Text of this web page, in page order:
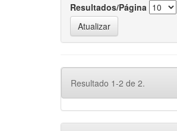
Resultados/Página
Resultado 1-2 de 2.